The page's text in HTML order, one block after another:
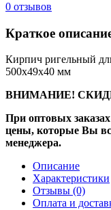
0 отзывов
Краткое
Кирпич ригельный
500х49х40 мм
ВНИМАНИЕ!
При оптовых
цены, которые Вы
менеджера.
Описание
Характеристики
Отзывы (0)
Оплата и